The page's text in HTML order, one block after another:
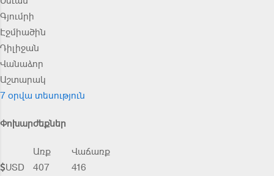
Գյումրի
Էջմիածին
Դիլիջան
Վանաձոր
Աշտարակ
7 օրվա տեսություն
Փոխարժեքներ
Առք
Վաճառք
USD
407 416